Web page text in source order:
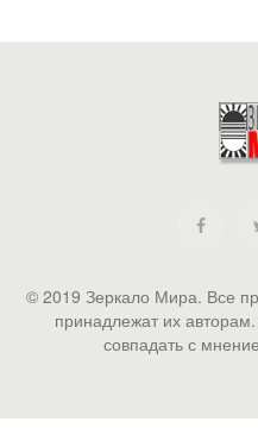
© 2019 Зеркало Мира. Все
принадлежат их
совпадать с